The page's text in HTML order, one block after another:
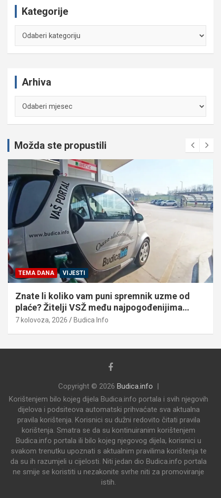
Kategorije
Arhiva
Možda ste propustili
TEMA DANA VIJESTI
Znate li koliko vam puni spremnik uzme od
plaće? Žitelji VSŽ među najpogođenijima…
7 kolovoza, 2026 Budica Info
Copyright © 2026 Budica.info
Korištenjem bilo kojeg dijela Budica.info portala i svih njegovih
dijelova i podsiteova automatski prihvaćate sva aktualna
pravila korištenja. Korisnici su dužni redovito čitati pravila
korištenja. Smatra se da su kontinuiranim korištenjem
Budica.info portala ili bilo kojeg njegovog dijela, korisnici u
svakom trenutku upoznati s aktualnim pravilima korištenja te
da su ih razumjeli u cijelosti. Niti jedan dio Budica.info portala
ne smije se koristiti u nezakonite svrhe niti za promoviranje
istih.